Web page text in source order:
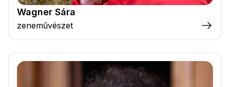
Wagner Sára
zeneművészet